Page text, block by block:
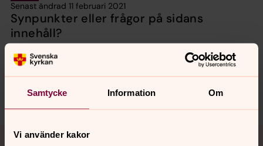
Samtycke Information Om
Vi använder kakor
Senast ändrad 11 februari 2021
Synpunkter eller frågor på sidans
innehåll?
mora.forsamling@svenskakyrkan.se
Tillbaka till toppen
Tillbaka till innehållet